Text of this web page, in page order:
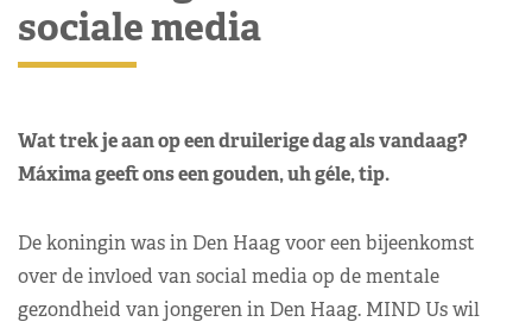
sociale media
Wat trek je aan op een druilerige dag als vandaag?
Máxima geeft ons een gouden, uh géle, tip.
De koningin was in Den Haag voor een bijeenkomst
over de invloed van social media op de mentale
gezondheid van jongeren in Den Haag. MIND Us wil